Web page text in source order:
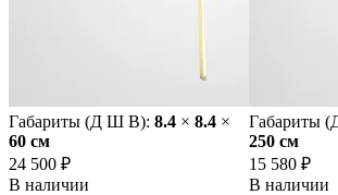
Габариты (Д Ш В): 8.4 × 8.4 ×
60 cм
24 500 ₽
В наличии
Габариты
250 cм
15 580 ₽
В наличии